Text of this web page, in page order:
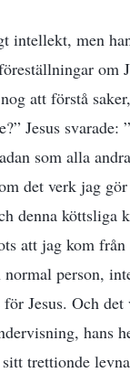
intellekt, men
om
att förstå
Jesus
som alla
det verk jag
denna köttsliga
att jag kom
person,
Jesus. Och
hans
trettionde